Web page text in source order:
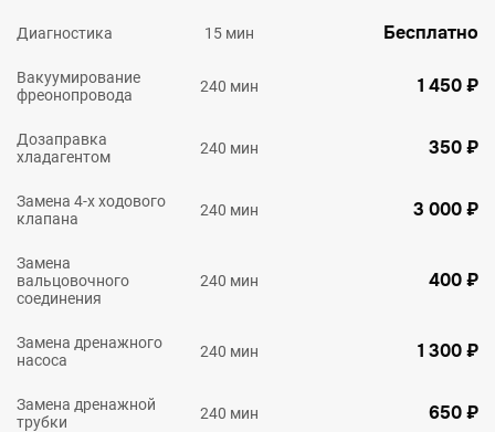
Диагностика 15 мин Бесплатно
Вакуумирование
фреонопровода
240 мин 1 450 ₽
Дозаправка
хладагентом
240 мин 350 ₽
Замена 4-х ходового
клапана
240 мин 3 000 ₽
Замена
вальцовочного
соединения
240 мин 400 ₽
Замена дренажного
насоса
240 мин 1 300 ₽
Замена дренажной
трубки
240 мин 650 ₽